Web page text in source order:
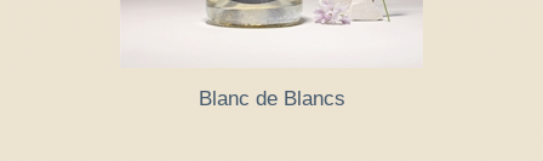
Blanc de Blancs